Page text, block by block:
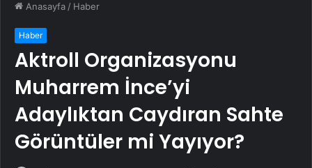
Anasayfa / Haber
Haber
Aktroll Organizasyonu
Muharrem İnce’yi
Adaylıktan Caydıran Sahte
Görüntüler mi Yayıyor?